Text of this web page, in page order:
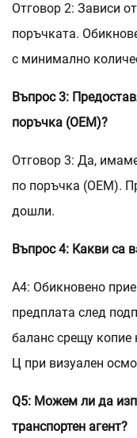
Отговор 2: Зависи
поръчката.
с минимално
Въпрос 3:
поръчка (OEM)?
Отговор 3: Да,
по поръчка (OEM).
дошли.
Въпрос 4: Какви са
A4: Обикновено
предплата след
баланс срещу
Ц при визуален
Q5: Можем ли да
транспортен агент?